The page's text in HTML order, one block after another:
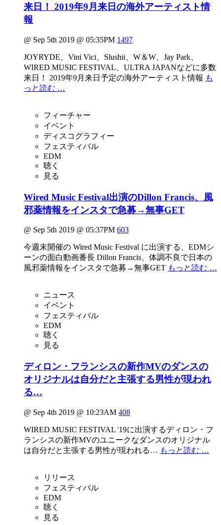
来日！ 2019年9月来日の海外アーティスト情
報
@ Sep 5th 2019 @ 05:35PM 1497
JOYRYDE、Vini Vici、Slushii、W＆W、Jay Park、
WIRED MUSIC FESTIVAL、ULTRA JAPANなどに多数
来日！ 2019年9月来日予定の海外アーティスト情報 も
っと読む …
フィーチャー
イベント
ディスコグラフィー
フェスティバル
EDM
聴く
見る
Wired Music Festival出演のDillon Francis、風
邪薬情報をインスタで急募→無事GET
@ Sep 5th 2019 @ 05:37PM 603
今週末開催の Wired Music Festival に出演する、EDMシ
ーンの面白動画番長 Dillon Francis、体調不良で日本の
風邪薬情報をインスタで急募→無事GET もっと読む …
ニュース
イベント
フェスティバル
EDM
聴く
見る
ディロン・フランシスの新作MVのダンスの
オリジナルは自分だと主張する男性が現われ
る…
@ Sep 4th 2019 @ 10:23AM 408
WIRED MUSIC FESTIVAL '19に出演するディロン・フ
ランシスの新作MVのユニークなダンスのオリジナル
は自分だと主張する男性が現われる… もっと読む …
リリース
フェスティバル
EDM
聴く
見る